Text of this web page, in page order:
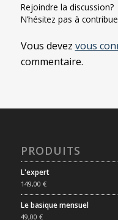
Rejoindre la discussion?
N’hésitez pas à
Vous devez vous
commentaire.
PRODUITS
L'expert
149,00 €
Le basique mensuel
49,00 €